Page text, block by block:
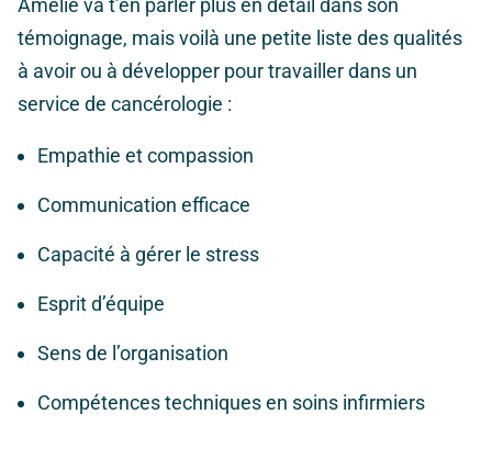
Amélie va t’en parler plus en détail dans son
témoignage, mais voilà une petite liste des qualités
à avoir ou à développer pour travailler dans un
service de cancérologie :
Empathie et compassion
Communication efficace
Capacité à gérer le stress
Esprit d’équipe
Sens de l’organisation
Compétences techniques en soins infirmiers